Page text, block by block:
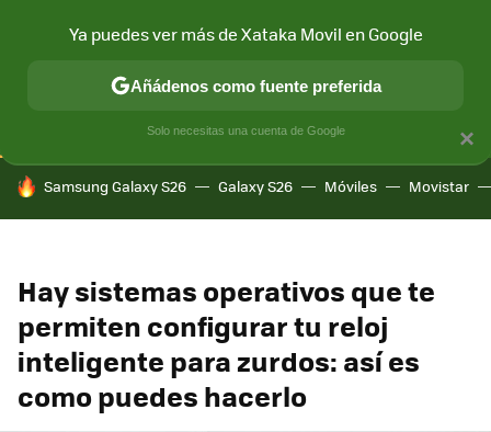
CONECTIVIDAD MÓVIL Y SOCIEDAD APLICACIONES
HOY SE HABLA DE
Samsung Galaxy S26 Galaxy S26 Móviles Movistar
Hay sistemas operativos que te
permiten configurar tu reloj
inteligente para zurdos: así es
como puedes hacerlo
×
Ya puedes ver más de Xataka Movil en Google
Añádenos como fuente preferida
Solo necesitas una cuenta de Google